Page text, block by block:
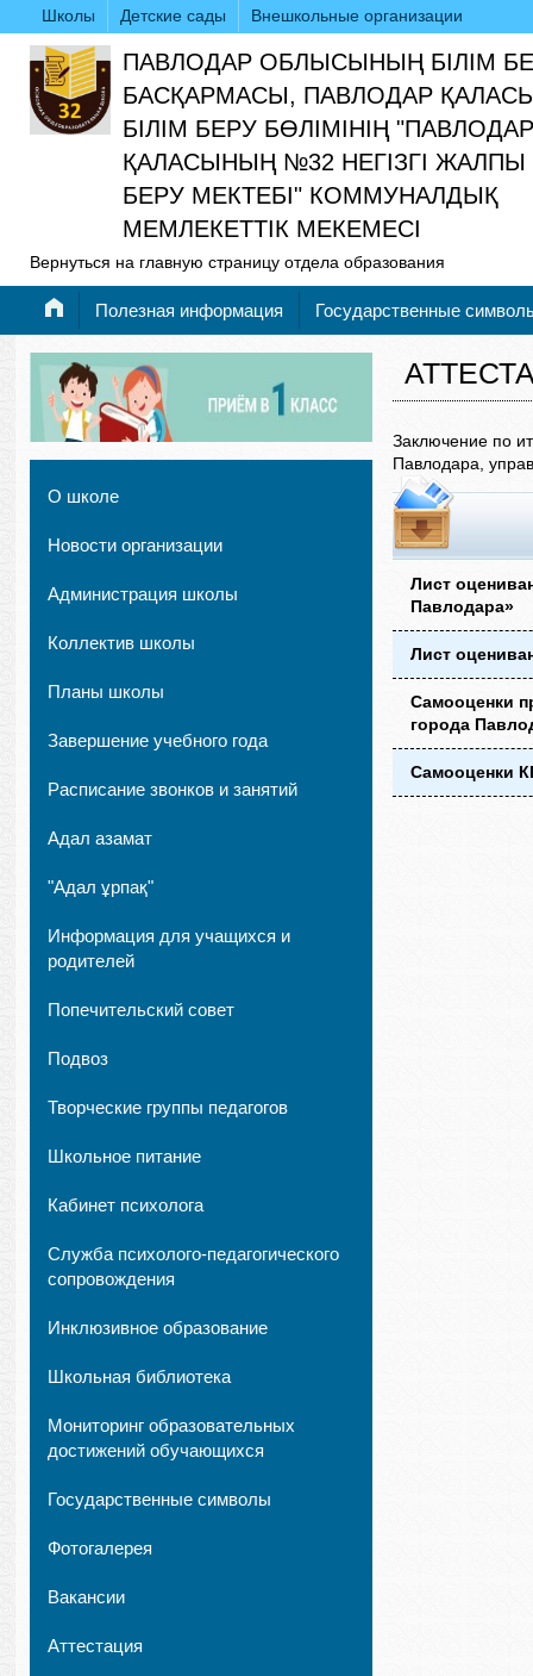
Школы Детские сады Внешкольные организации
ПАВЛОДАР ОБЛЫСЫНЫҢ БІЛІМ
БАСҚАРМАСЫ, ПАВЛОДАР
БІЛІМ БЕРУ БӨЛІМІНІҢ "ПАВЛОДАР
ҚАЛАСЫНЫҢ №32 НЕГІЗГІ ЖАЛПЫ
БЕРУ МЕКТЕБІ" КОММУНАЛДЫҚ
МЕМЛЕКЕТТІК МЕКЕМЕСІ
Вернуться на главную страницу отдела образования
Полезная информация Государственные
О школе
Новости организации
Администрация школы
Коллектив школы
Планы школы
Завершение учебного года
Расписание звонков и занятий
Адал азамат
"Адал ұрпақ"
Информация для учащихся и
родителей
Попечительский совет
Подвоз
Творческие группы педагогов
Школьное питание
Кабинет психолога
Служба психолого-педагогического
сопровождения
Инклюзивное образование
Школьная библиотека
Мониторинг образовательных
достижений обучающихся
Государственные символы
Фотогалерея
Вакансии
Аттестация
Заключение по
Павлодара,
Лист
Павлодара»
Лист
Самооценки
города
Самооценки